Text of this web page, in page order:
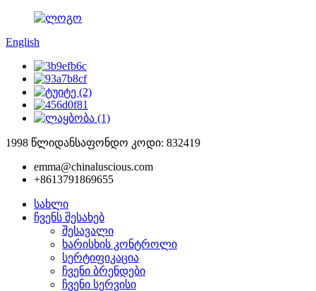
English
1998 წლიდანსაფონდო კოდი: 832419
emma@chinaluscious.com
+8613791869655
სახლი
ჩვენს შესახებ
შესავალი
ხარისხის კონტროლი
სერტიფიკაცია
ჩვენი ბრენდები
ჩვენი სერვისი